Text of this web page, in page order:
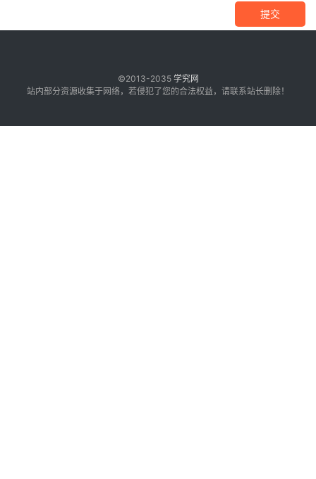
提交
©2013-2035 学究网
站内部分资源收集于网络，若侵犯了您的合法权益，请联系站长删除！